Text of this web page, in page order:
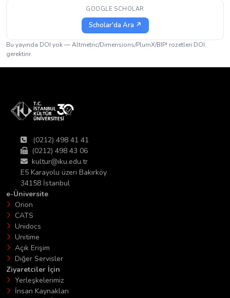
GOOGLE SCHOLAR
Scholar'da Ara ↗
Bu yayında DOI yok — Altmetric/Dimensions/PlumX/BIP! rozetleri DOI
gerektirir.
(0212) 498 41 41
(0212) 498 43 06
kultur@iku.edu.tr
E5 Karayolu üzeri Bakırköy
34158 İstanbul
e-Üniversite
Orion
CATS
Unidocs
Unitime
Açık Erişim
Diğer Servisler
Ziyaretciler İçin
Yerleşkelerimiz
İnsan Kaynakları